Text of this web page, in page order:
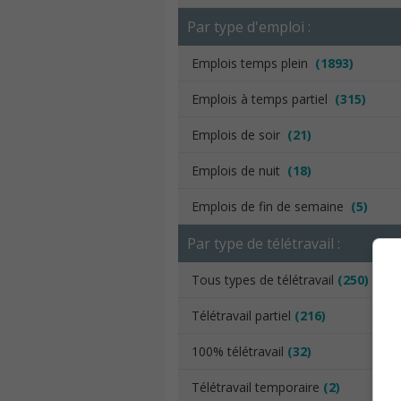
Par type d'emploi :
Emplois temps plein (1893)
Emplois à temps partiel (315)
Emplois de soir (21)
Emplois de nuit (18)
Emplois de fin de semaine (5)
Par type de télétravail :
Tous types de télétravail (250)
Télétravail partiel (216)
100% télétravail (32)
Télétravail temporaire (2)